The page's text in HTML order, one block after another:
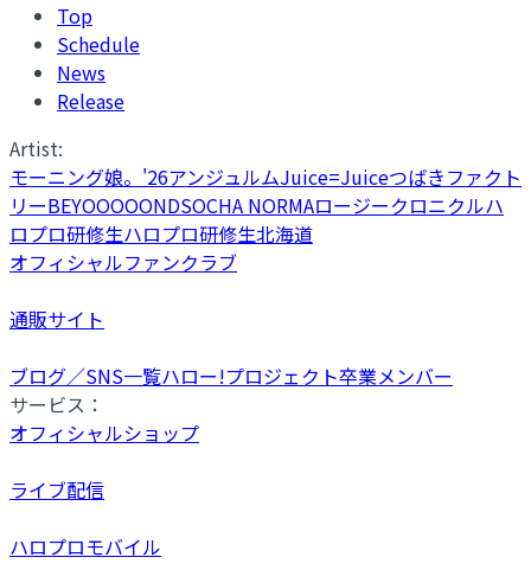
Top
Schedule
News
Release
Artist:
モーニング娘。'26アンジュルムJuice=Juiceつばきファクト
リーBEYOOOOONDSOCHA NORMAロージークロニクルハ
ロプロ研修生ハロプロ研修生北海道
オフィシャルファンクラブ
通販サイト
ブログ／SNS一覧ハロー!プロジェクト卒業メンバー
サービス：
オフィシャルショップ
ライブ配信
ハロプロモバイル